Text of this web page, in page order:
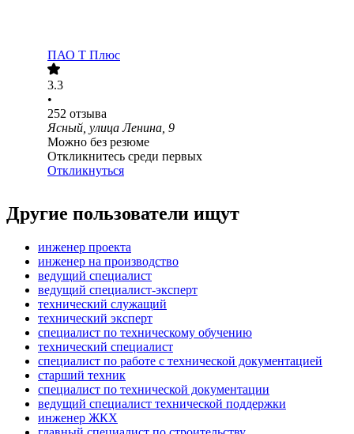
ПАО Т Плюс
3.3
•
252 отзыва
Ясный, улица Ленина, 9
Можно без резюме
Откликнитесь среди первых
Откликнуться
Другие пользователи ищут
инженер проекта
инженер на производство
ведущий специалист
ведущий специалист-эксперт
технический служащий
технический эксперт
специалист по техническому обучению
технический специалист
специалист по работе с технической документацией
старший техник
специалист по технической документации
ведущий специалист технической поддержки
инженер ЖКХ